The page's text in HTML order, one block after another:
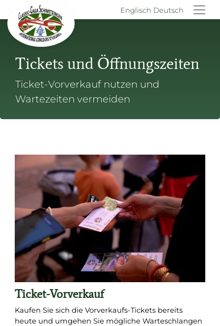
Englisch Deutsch
Tickets und Öffnungszeiten
Ticket-Vorverkauf nutzen und
Wartezeiten vermeiden
Ticket-Vorverkauf
Kaufen Sie sich die Vorverkaufs-Tickets bereits
heute und umgehen Sie mögliche Warteschlangen